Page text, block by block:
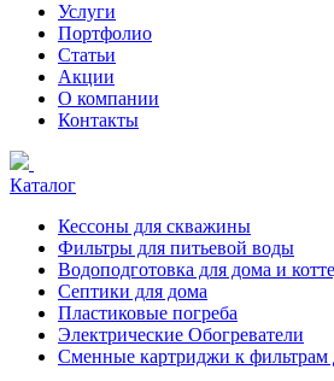
Услуги
Портфолио
Статьи
Акции
О компании
Контакты
Каталог
Кессоны для скважины
Фильтры для питьевой воды
Водоподготовка для дома и
Септики для дома
Пластиковые погреба
Электрические Обогреватели
Сменные картриджи к фильтрам